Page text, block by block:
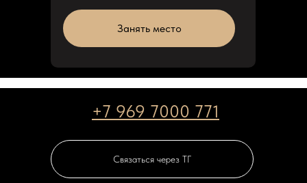
Занять место
Связаться через ТГ
+7 969 7000 771